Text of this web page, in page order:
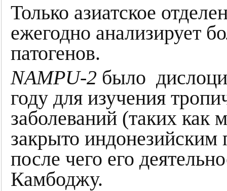
Только азиатское
ежегодно анализирует
патогенов.
NAMPU-2 было
году для изучения
заболеваний (таких как
закрыто индонезийским
после чего его
Камбоджу.